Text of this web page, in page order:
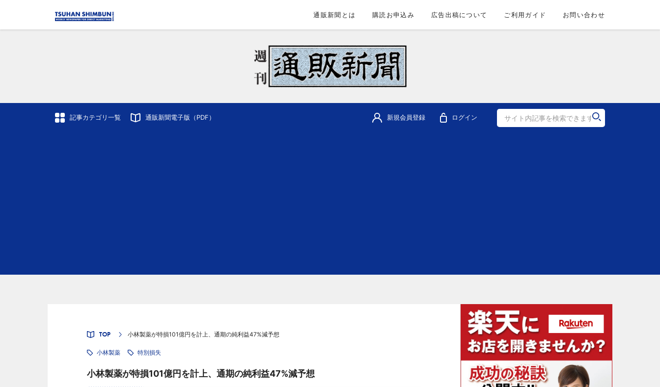
通販新聞とは 購読お申込み 広告出稿について ご利用ガイド お問い合わせ
記事カテゴリ一覧 通販新聞電子版（PDF） 新規会員登録 ログイン
TOP 小林製薬が特損101億円を計上、通期の純利益47%減予想
小林製薬 特別損失
小林製薬が特損101億円を計上、通期の純利益47%減予想